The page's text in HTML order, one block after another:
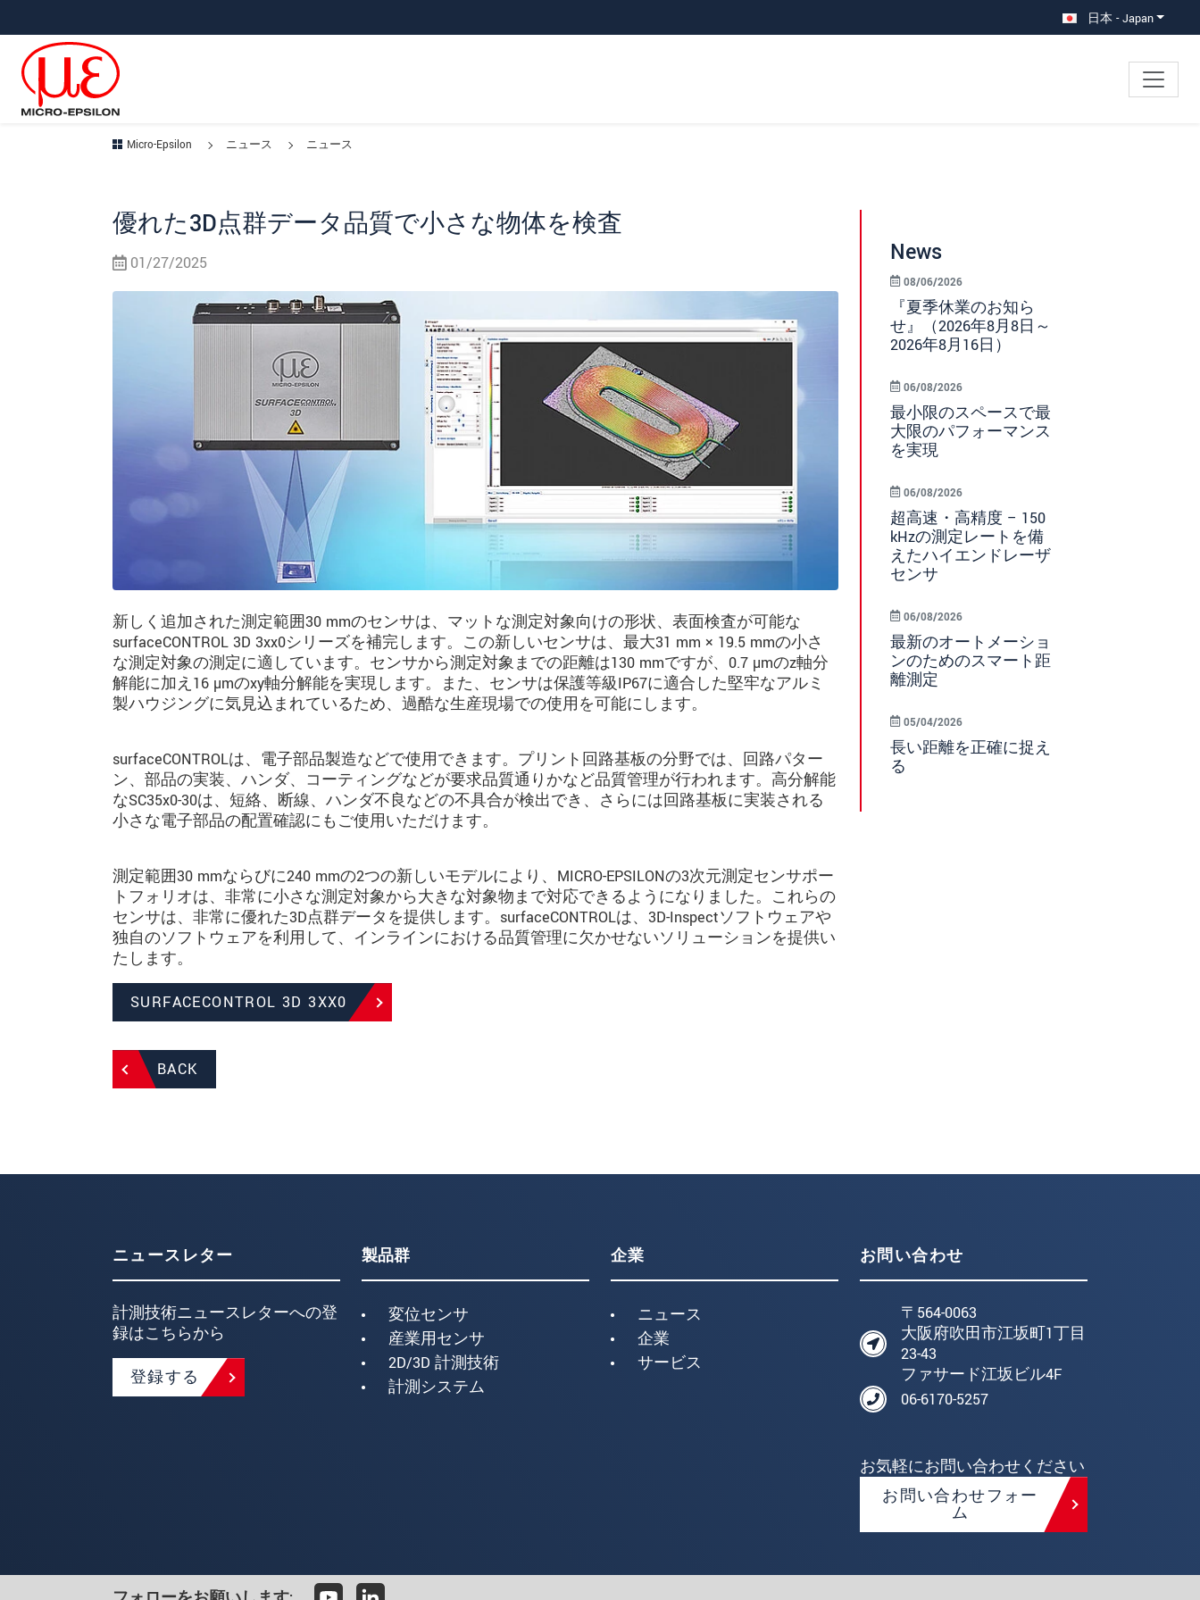
日本 - Japan
Micro-Epsilon ニュース ニュース
優れた3D点群データ品質で小さな物体を検査
01/27/2025
新しく追加された測定範囲30 mmのセンサは、マットな測定対象向けの形状、表面検査が可能な
surfaceCONTROL 3D 3xx0シリーズを補完します。この新しいセンサは、最大31 mm × 19.5 mmの小さ
な測定対象の測定に適しています。センサから測定対象までの距離は130 mmですが、0.7 µmのz軸分
解能に加え16 µmのxy軸分解能を実現します。また、センサは保護等級IP67に適合した堅牢なアルミ
製ハウジングに気見込まれているため、過酷な生産現場での使用を可能にします。
surfaceCONTROLは、電子部品製造などで使用できます。プリント回路基板の分野では、回路パター
ン、部品の実装、ハンダ、コーティングなどが要求品質通りかなど品質管理が行われます。高分解能
なSC35x0-30は、短絡、断線、ハンダ不良などの不具合が検出でき、さらには回路基板に実装される
小さな電子部品の配置確認にもご使用いただけます。
測定範囲30 mmならびに240 mmの2つの新しいモデルにより、MICRO-EPSILONの3次元測定センサポー
トフォリオは、非常に小さな測定対象から大きな対象物まで対応できるようになりました。これらの
センサは、非常に優れた3D点群データを提供します。surfaceCONTROLは、3D-Inspectソフトウェアや
独自のソフトウェアを利用して、インラインにおける品質管理に欠かせないソリューションを提供い
たします。
SURFACECONTROL 3D 3XX0
BACK
News
『夏季休業のお知ら
せ』（2026年8月8日～
2026年8月16日）
08/06/2026
最小限のスペースで最
大限のパフォーマンス
を実現
06/08/2026
超高速・高精度 – 150
kHzの測定レートを備
えたハイエンドレーザ
センサ
06/08/2026
最新のオートメーショ
ンのためのスマート距
離測定
06/08/2026
長い距離を正確に捉え
る
05/04/2026
ニュースレター
計測技術ニュースレターへの登
録はこちらから
登録する
製品群
変位センサ
産業用センサ
2D/3D 計測技術
計測システム
企業
ニュース
企業
サービス
お問い合わせ
〒564-0063
大阪府吹田市江坂町1丁目
23-43
ファサード江坂ビル4F
06-6170-5257
お気軽にお問い合わせください
お問い合わせフォー
ム